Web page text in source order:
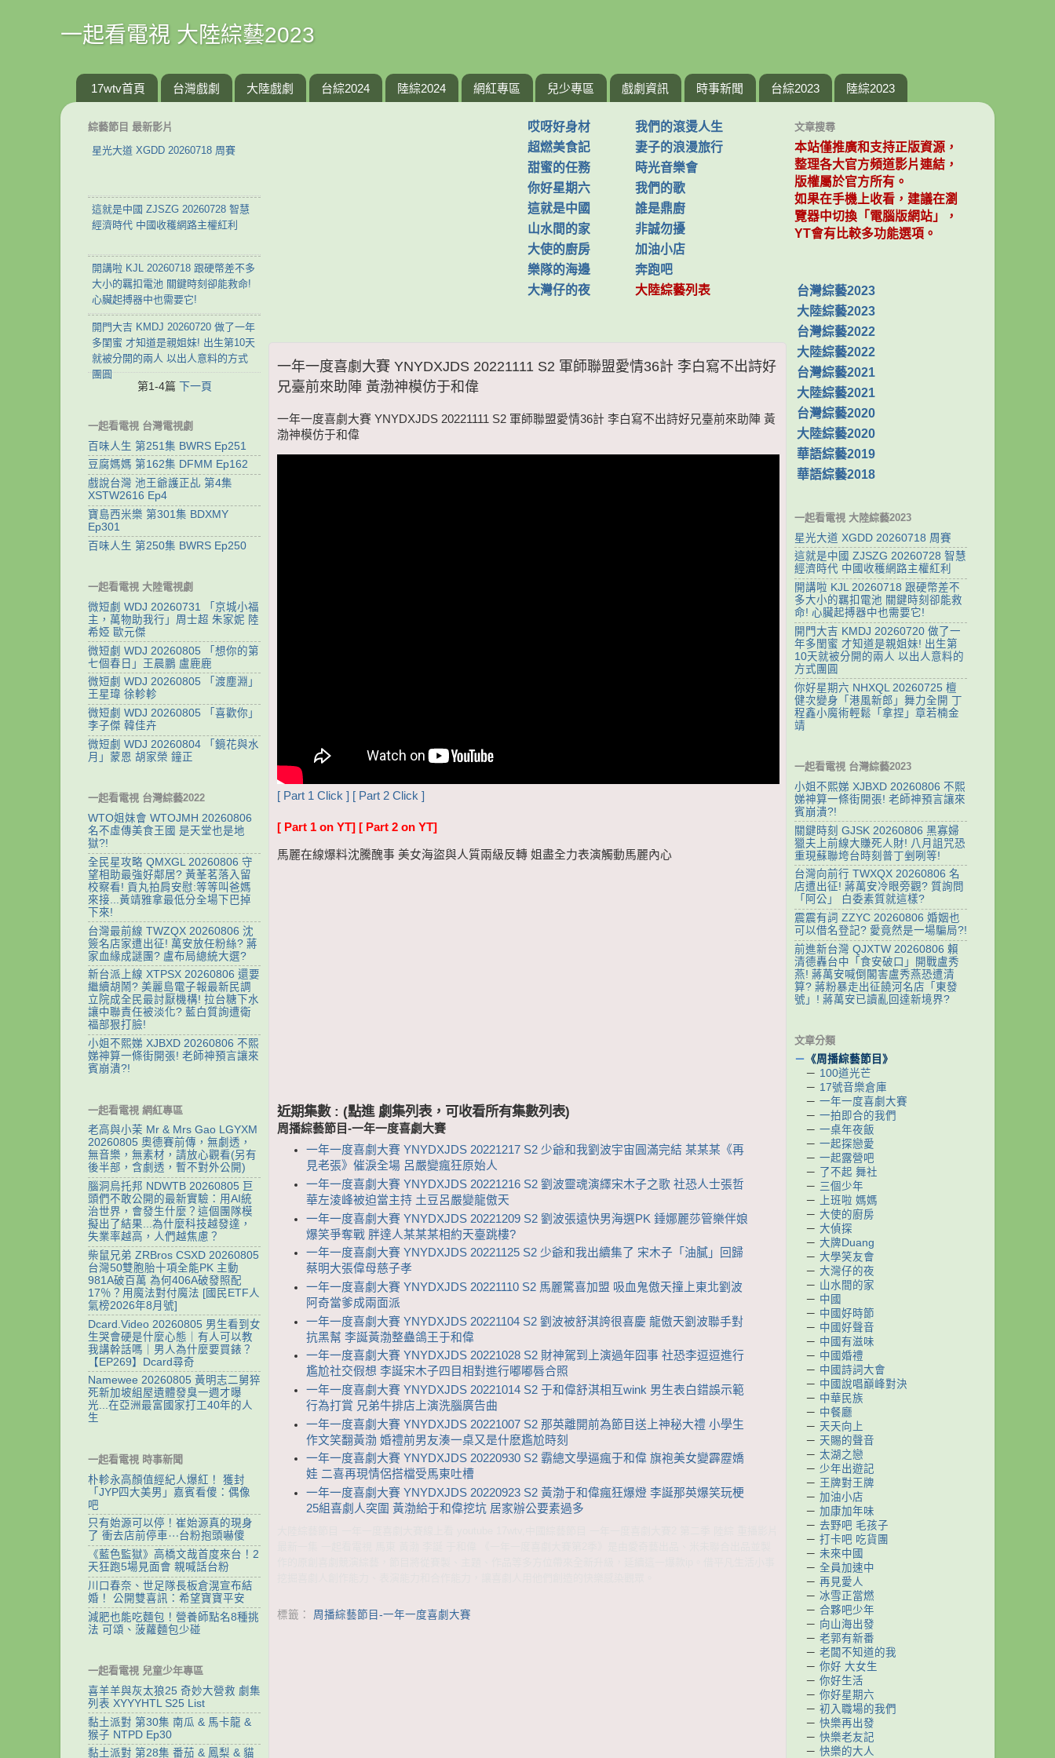
一起看電視 大陸綜藝2023
17wtv首頁 台灣戲劇 大陸戲劇 台綜2024 陸綜2024 網紅專區 兒少專區 戲劇資訊 時事新聞 台綜2023 陸綜2023
哎呀好身材
我們的滾燙人生
超燃美食記
妻子的浪漫旅行
甜蜜的任務
時光音樂會
你好星期六
我們的歌
這就是中國
誰是鼎廚
山水間的家
非誠勿擾
大使的廚房
加油小店
樂隊的海邊
奔跑吧
大灣仔的夜
大陸綜藝列表
一年一度喜劇大賽 YNYDXJDS 20221111 S2 軍師聯盟愛情36計 李白寫不出詩好
兄臺前來助陣 黃渤神模仿于和偉
一年一度喜劇大賽 YNYDXJDS 20221111 S2 軍師聯盟愛情36計 李白寫不出詩好兄臺前來助陣 黃
渤神模仿于和偉
[ Part 1 Click ] [ Part 2 Click ]
[ Part 1 on YT] [ Part 2 on YT]
馬麗在線爆料沈騰醜事 美女海盜與人質兩級反轉 姐盡全力表演觸動馬麗內心
近期集數 : (點進 劇集列表，可收看所有集數列表)
周播綜藝節目-一年一度喜劇大賽
一年一度喜劇大賽 YNYDXJDS 20221217 S2 少爺和我劉波宇宙圓滿完結 某某某《再
見老張》催淚全場 呂嚴變瘋狂原始人
一年一度喜劇大賽 YNYDXJDS 20221216 S2 劉波靈魂演繹宋木子之歌 社恐人士張哲
華左淩峰被迫當主持 土豆呂嚴變龍傲天
一年一度喜劇大賽 YNYDXJDS 20221209 S2 劉波張遠快男海選PK 錘娜麗莎管樂伴娘
爆笑爭奪戰 胖達人某某某相約天臺跳樓?
一年一度喜劇大賽 YNYDXJDS 20221125 S2 少爺和我出續集了 宋木子「油膩」回歸
蔡明大張偉母慈子孝
一年一度喜劇大賽 YNYDXJDS 20221110 S2 馬麗驚喜加盟 吸血鬼傲天撞上東北劉波
阿奇當爹成兩面派
一年一度喜劇大賽 YNYDXJDS 20221104 S2 劉波被舒淇誇很喜慶 龍傲天劉波聯手對
抗黑幫 李誕黃渤整蠱鴿王于和偉
一年一度喜劇大賽 YNYDXJDS 20221028 S2 財神駕到上演過年囧事 社恐李逗逗進行
尷尬社交假想 李誕宋木子四目相對進行嘟嘟唇合照
一年一度喜劇大賽 YNYDXJDS 20221014 S2 于和偉舒淇相互wink 男生表白錯誤示範
行為打賞 兄弟牛排店上演洗腦廣告曲
一年一度喜劇大賽 YNYDXJDS 20221007 S2 那英離開前為節目送上神秘大禮 小學生
作文笑翻黃渤 婚禮前男友湊一桌又是什麽尷尬時刻
一年一度喜劇大賽 YNYDXJDS 20220930 S2 霸總文學逼瘋于和偉 旗袍美女變霹靂嬌
娃 二喜再現情侶搭檔受馬東吐槽
一年一度喜劇大賽 YNYDXJDS 20220923 S2 黃渤于和偉瘋狂爆燈 李誕那英爆笑玩梗
25組喜劇人突圍 黃渤給于和偉挖坑 居家辦公要素過多
標籤： 周播綜藝節目-一年一度喜劇大賽
綜藝節目 最新影片
星光大道 XGDD 20260718 周賽
這就是中國 ZJSZG 20260728 智慧
經濟時代 中國收穫網路主權紅利
開講啦 KJL 20260718 跟硬幣差不多
大小的羈扣電池 關鍵時刻卻能救命!
心臟起搏器中也需要它!
開門大吉 KMDJ 20260720 做了一年
多閨蜜 才知道是親姐妹! 出生第10天
就被分開的兩人 以出人意料的方式
團圓
第1-4篇 下一頁
一起看電視 台灣電視劇
百味人生 第251集 BWRS Ep251
豆腐媽媽 第162集 DFMM Ep162
戲說台灣 池王爺護正乩 第4集
XSTW2616 Ep4
寶島西米樂 第301集 BDXMY
Ep301
百味人生 第250集 BWRS Ep250
一起看電視 大陸電視劇
微短劇 WDJ 20260731 「京城小福
主，萬物助我行」周士超 朱家妮 陸
希婭 歐元傑
微短劇 WDJ 20260805 「想你的第
七個春日」王晨鵬 盧鹿鹿
微短劇 WDJ 20260805 「渡塵淵」
王星瑋 徐軫軫
微短劇 WDJ 20260805 「喜歡你」
李子傑 韓佳卉
微短劇 WDJ 20260804 「鏡花與水
月」蒙恩 胡家榮 鐘正
一起看電視 台灣綜藝2022
WTO姐妹會 WTOJMH 20260806
名不虛傳美食王國 是天堂也是地
獄?!
全民星攻略 QMXGL 20260806 守
望相助最強好鄰居? 黃莑茗落入留
校察看! 貢丸拍肩安慰:等等叫爸媽
來接...黃靖雅拿最低分全場下巴掉
下來!
台灣最前線 TWZQX 20260806 沈
簽名店家遭出征! 萬安放任粉絲? 蔣
家血緣成謎團? 盧布局總統大選?
新台派上線 XTPSX 20260806 還要
繼續胡鬧? 美麗島電子報最新民調
立院成全民最討厭機構! 拉台糖下水
讓中聯責任被淡化? 藍白質詢遭衛
福部狠打臉!
小姐不熙娣 XJBXD 20260806 不熙
娣神算一條街開張! 老師神預言讓來
賓崩潰?!
一起看電視 網紅專區
老高與小茉 Mr & Mrs Gao LGYXM
20260805 奧德賽前傳，無劇透，
無音樂，無素材，請放心觀看(另有
後半部，含劇透，暫不對外公開)
腦洞烏托邦 NDWTB 20260805 巨
頭們不敢公開的最新實驗：用AI統
治世界，會發生什麼？這個團隊模
擬出了結果...為什麼科技越發達，
失業率越高，人們越焦慮？
柴鼠兄弟 ZRBros CSXD 20260805
台灣50雙胞胎十項全能PK 主動
981A破百萬 為何406A破發照配
17％？用魔法對付魔法 [國民ETF人
氣榜2026年8月號]
Dcard.Video 20260805 男生看到女
生哭會硬是什麼心態｜有人可以教
我講幹話嗎｜男人為什麼要買錶？
【EP269】Dcard尋奇
Namewee 20260805 黃明志二舅猝
死新加坡組屋遺體發臭一週才曝
光...在亞洲最富國家打工40年的人
生
一起看電視 時事新聞
朴軫永高顏值經紀人爆紅！ 獲封
「JYP四大美男」嘉賓看傻：偶像
吧
只有始源可以停！崔始源真的現身
了 衝去店前停車⋯台粉抱頭嚇傻
《藍色監獄》高橋文哉首度來台！2
天狂跑5場見面會 親喊話台粉
川口春奈、世足隊長板倉滉宣布結
婚！ 公開雙喜訊：希望寶寶平安
減肥也能吃麵包！營養師點名8種挑
法 可頌、菠蘿麵包少碰
一起看電視 兒童少年專區
喜羊羊與灰太狼25 奇妙大營救 劇集
列表 XYYYHTL S25 List
黏土派對 第30集 南瓜 & 馬卡龍 &
猴子 NTPD Ep30
黏土派對 第28集 番茄 & 鳳梨 & 貓
文章搜尋
本站僅推廣和支持正版資源，
整理各大官方頻道影片連結，
版權屬於官方所有。
如果在手機上收看，建議在瀏
覽器中切換「電腦版網站」，
YT會有比較多功能選項。
台灣綜藝2023
大陸綜藝2023
台灣綜藝2022
大陸綜藝2022
台灣綜藝2021
大陸綜藝2021
台灣綜藝2020
大陸綜藝2020
華語綜藝2019
華語綜藝2018
一起看電視 大陸綜藝2023
星光大道 XGDD 20260718 周賽
這就是中國 ZJSZG 20260728 智慧
經濟時代 中國收穫網路主權紅利
開講啦 KJL 20260718 跟硬幣差不
多大小的羈扣電池 關鍵時刻卻能救
命! 心臟起搏器中也需要它!
開門大吉 KMDJ 20260720 做了一
年多閨蜜 才知道是親姐妹! 出生第
10天就被分開的兩人 以出人意料的
方式團圓
你好星期六 NHXQL 20260725 檀
健次變身「港風新郎」舞力全開 丁
程鑫小魔術輕鬆「拿捏」章若楠金
靖
一起看電視 台灣綜藝2023
小姐不熙娣 XJBXD 20260806 不熙
娣神算一條街開張! 老師神預言讓來
賓崩潰?!
關鍵時刻 GJSK 20260806 黑寡婦
獵夫上前線大賺死人財! 八月詛咒恐
重現蘇聯垮台時刻普丁剉咧等!
台灣向前行 TWXQX 20260806 名
店遭出征! 蔣萬安冷眼旁觀? 質詢問
「阿公」 白委素質就這樣?
震震有詞 ZZYC 20260806 婚姻也
可以借名登記? 愛竟然是一場騙局?!
前進新台灣 QJXTW 20260806 賴
清德轟台中「食安破口」開戰盧秀
燕! 蔣萬安喊倒閣害盧秀燕恐遭清
算? 蔣粉暴走出征饒河名店「東發
號」! 蔣萬安已讀亂回達新境界?
文章分類
－ 《周播綜藝節目》
－ 100道光芒
－ 17號音樂倉庫
－ 一年一度喜劇大賽
－ 一拍即合的我們
－ 一桌年夜飯
－ 一起探戀愛
－ 一起露營吧
－
了不起 舞社
－ 三個少年
－
上班啦 媽媽
－ 大使的廚房
－ 大偵探
－ 大牌Duang
－ 大學笑友會
－ 大灣仔的夜
－ 山水間的家
－ 中國
－ 中國好時節
－ 中國好聲音
－ 中國有滋味
－ 中國婚禮
－ 中國詩詞大會
－ 中國說唱巔峰對決
－ 中華民族
－ 中餐廳
－ 天天向上
－ 天賜的聲音
－ 太湖之戀
－ 少年出遊記
－ 王牌對王牌
－ 加油小店
－ 加康加年味
－ 去野吧 毛孩子
－ 打卡吧 吃貨團
－ 未來中國
－ 全員加速中
－ 再見愛人
－ 冰雪正當燃
－ 合夥吧少年
－ 向山海出發
－ 老郭有新番
－ 老闆不知道的我
－ 你好 大女生
－ 你好生活
－ 你好星期六
－ 初入職場的我們
－ 快樂再出發
－ 快樂老友記
－ 快樂的大人